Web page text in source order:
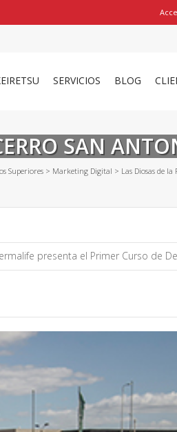
SERVICIOS BLOG
SAN
Superiores > Marketing Digital > Las Diosas de
presenta el Primer Curso de